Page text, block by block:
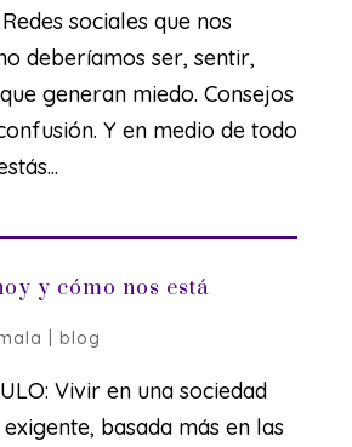
sociales que nos
deberíamos ser, sentir,
generan miedo. Consejos
Y en medio de todo
y cómo nos está
blog
Vivir en una sociedad
basada más en las